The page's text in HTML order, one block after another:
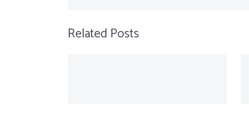
Related Posts